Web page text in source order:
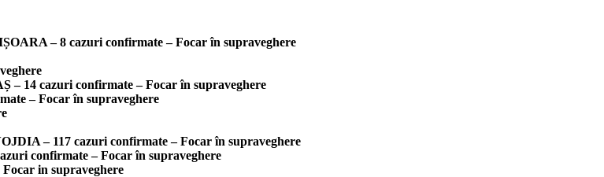
– 8 cazuri confirmate – Focar în supraveghere
14 cazuri confirmate – Focar în supraveghere
– Focar în supraveghere
– 117 cazuri confirmate – Focar în supraveghere
confirmate – Focar în supraveghere
in supraveghere